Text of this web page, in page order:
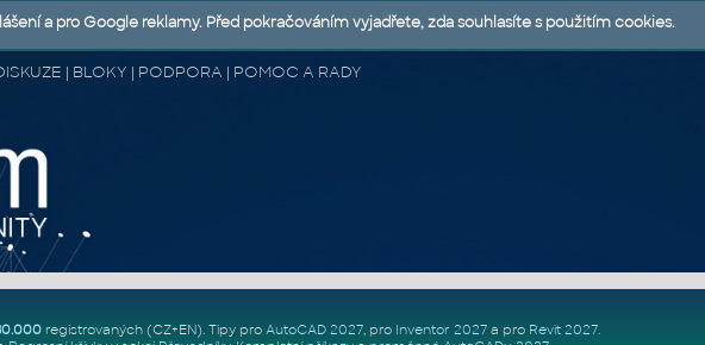
| BLOKY | PODPORA | POMOC A RADY
registrovaných (CZ+EN). Tipy pro AutoCAD 2027, pro Inventor 2027a pro Revit 2027.
a pro Google reklamy. Před pokračováním vyjadřete, zda souhlasíte s použitím cookies.